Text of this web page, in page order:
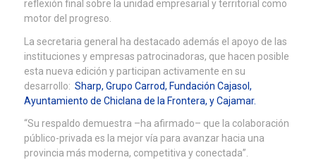
reflexión final sobre la unidad empresarial y territorial como
motor del progreso.
La secretaria general ha destacado además el apoyo de las
instituciones y empresas patrocinadoras, que hacen posible
esta nueva edición y participan activamente en su
desarrollo: Sharp, Grupo Carrod, Fundación Cajasol,
Ayuntamiento de Chiclana de la Frontera, y Cajamar.
“Su respaldo demuestra –ha afirmado– que la colaboración
público-privada es la mejor vía para avanzar hacia una
provincia más moderna, competitiva y conectada”.